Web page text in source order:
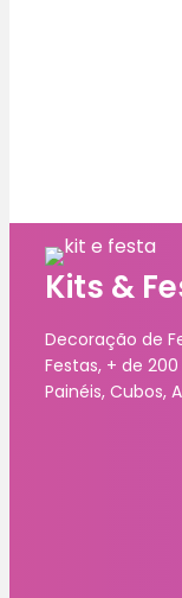
Kits &
Decoração de
Festas, + de
Painéis, Cubos,